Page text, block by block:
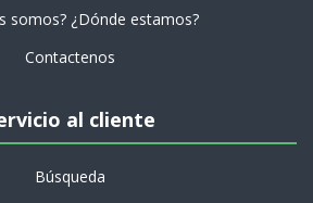
somos? ¿Dónde estamos?
Contactenos
al cliente
Búsqueda